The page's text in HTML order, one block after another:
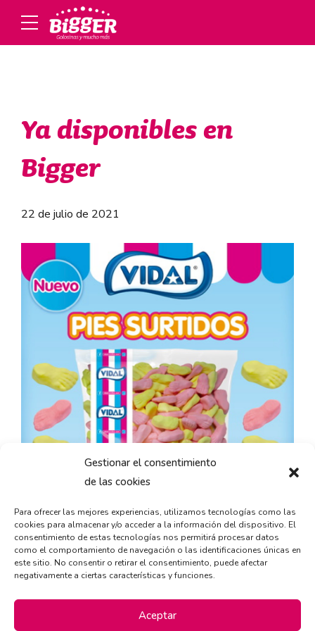
Gestionar el consentimiento
de las cookies
Para ofrecer las mejores experiencias, utilizamos tecnologías como las
cookies para almacenar y/o acceder a la información del dispositivo. El
consentimiento de estas tecnologías nos permitirá procesar datos
como el comportamiento de navegación o las identificaciones únicas en
este sitio. No consentir o retirar el consentimiento, puede afectar
negativamente a ciertas características y funciones.
Aceptar
Ya disponibles en
Bigger
22 de julio de 2021